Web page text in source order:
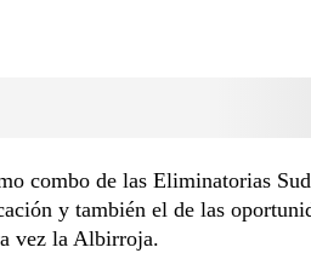
combo de las Eliminatorias
y también el de las
vez la Albirroja.